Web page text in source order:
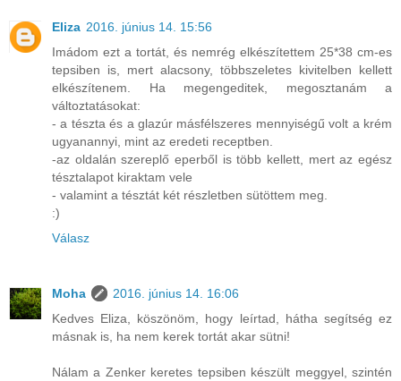
Eliza 2016. június 14. 15:56
Imádom ezt a tortát, és nemrég elkészítettem 25*38 cm-es
tepsiben is, mert alacsony, többszeletes kivitelben kellett
elkészítenem. Ha megengeditek, megosztanám a
változtatásokat:
- a tészta és a glazúr másfélszeres mennyiségű volt a krém
ugyanannyi, mint az eredeti receptben.
-az oldalán szereplő eperből is több kellett, mert az egész
tésztalapot kiraktam vele
- valamint a tésztát két részletben sütöttem meg.
:)
Válasz
Moha
2016. június 14. 16:06
Kedves Eliza, köszönöm, hogy leírtad, hátha segítség ez
másnak is, ha nem kerek tortát akar sütni!
Nálam a Zenker keretes tepsiben készült meggyel, szintén